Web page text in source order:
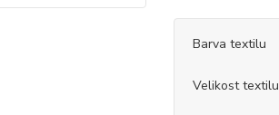
Barva textilu
Velikost textilu